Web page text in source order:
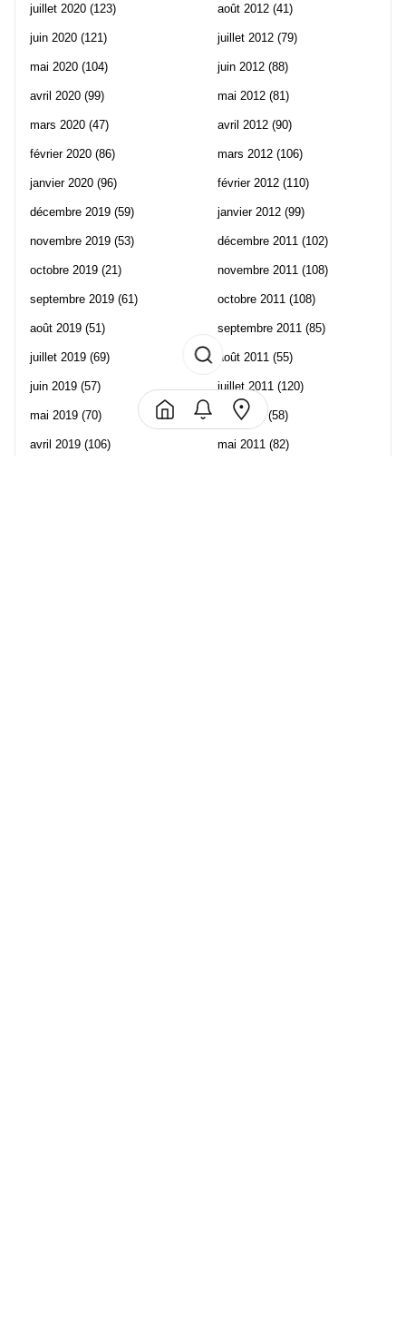
juillet 2020 (123)
juin 2020 (121)
mai 2020 (104)
avril 2020 (99)
mars 2020 (47)
février 2020 (86)
janvier 2020 (96)
décembre 2019 (59)
novembre 2019 (53)
octobre 2019 (21)
septembre 2019 (61)
août 2019 (51)
juillet 2019 (69)
juin 2019 (57)
mai 2019 (70)
avril 2019 (106)
août 2012 (41)
juillet 2012 (79)
juin 2012 (88)
mai 2012 (81)
avril 2012 (90)
mars 2012 (106)
février 2012 (110)
janvier 2012 (99)
décembre 2011 (102)
novembre 2011 (108)
octobre 2011 (108)
septembre 2011 (85)
août 2011 (55)
juillet 2011 (120)
juin 2011 (58)
mai 2011 (82)